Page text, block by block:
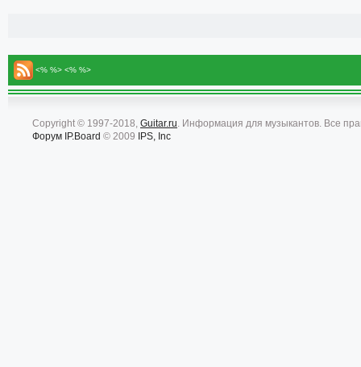
<% %> <% %>
Copyright © 1997-2018, Guitar.ru. Информация для музыкантов. Все
Форум IP.Board © 2009 IPS, Inc